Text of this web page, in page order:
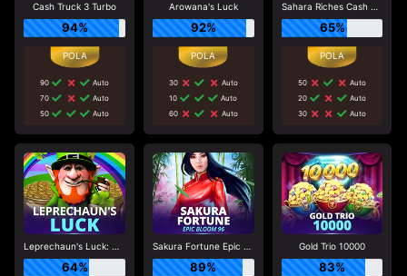
Cash Truck 3 Turbo
94%
90
Auto
70
Auto
50
Auto
Arowana's Luck
92%
30
Auto
10
Auto
60
Auto
Sahara Riches Cash Collect
65%
50
Auto
20
Auto
30
Auto
Leprechaun's Luck: Cash Collect
64%
Sakura Fortune Epic Bloom
89%
Gold Trio 10000
83%